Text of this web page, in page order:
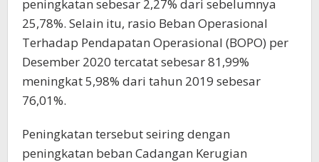
peningkatan sebesar 2,27% dari sebelumnya
25,78%. Selain itu, rasio Beban Operasional
Terhadap Pendapatan Operasional (BOPO) per
Desember 2020 tercatat sebesar 81,99%
meningkat 5,98% dari tahun 2019 sebesar
76,01%.
Peningkatan tersebut seiring dengan
peningkatan beban Cadangan Kerugian